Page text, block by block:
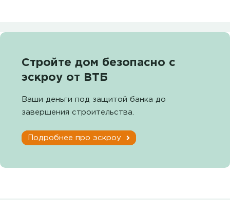
Стройте дом безопасно с
эскроу от ВТБ
Ваши деньги под защитой банка до
завершения строительства.
Подробнее про эскроу